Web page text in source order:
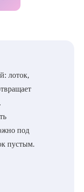
лоток,
под
пустым.